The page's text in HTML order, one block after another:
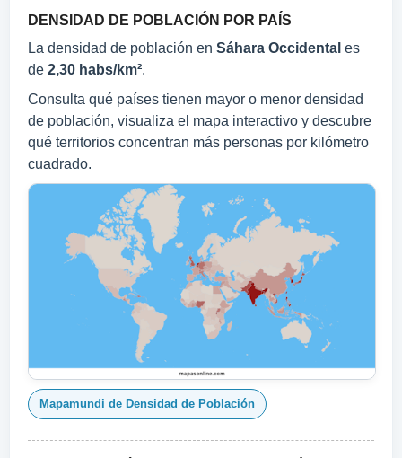
DENSIDAD DE POBLACIÓN POR PAÍS
La densidad de población en Sáhara Occidental es
de 2,30 habs/km².
Consulta qué países tienen mayor o menor densidad
de población, visualiza el mapa interactivo y descubre
qué territorios concentran más personas por kilómetro
cuadrado.
Mapamundi de Densidad de Población